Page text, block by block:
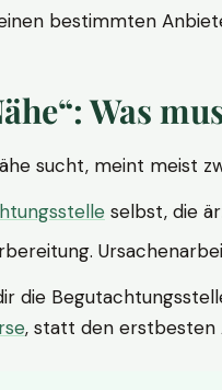
bestimmten
Was
sucht, meint meist
selbst, die
die
, statt den erstbesten